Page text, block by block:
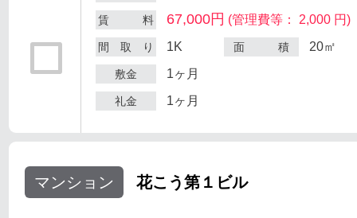
賃 料 67,000円 (管理費等： 2,000 円)
間 取 り 1K 面 積 20㎡
敷金 1ヶ月
礼金 1ヶ月
マンション 花こう第１ビル